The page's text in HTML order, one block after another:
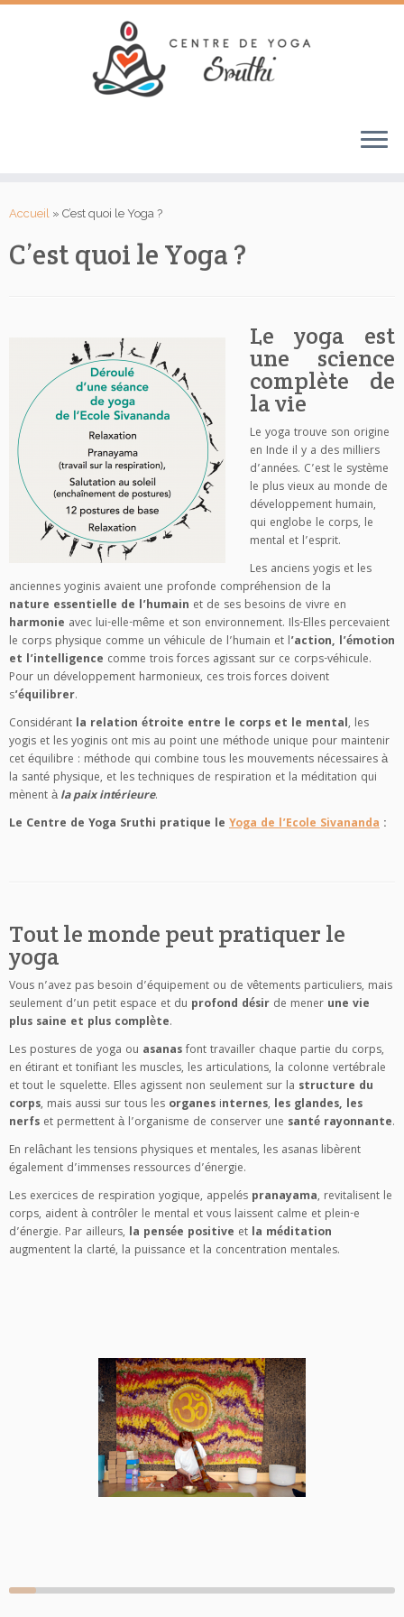
auAccueil » C’est quoi le Yoga ?
C’est quoi le Yoga ?
Le yoga est
une science
complète de
la vie
Le yoga trouve son origine
en Inde il y a des milliers
d’années. C’est le système
le plus vieux au monde de
développement humain,
qui englobe le corps, le
mental et l’esprit.
Les anciens yogis et les
anciennes yoginis avaient une profonde compréhension de la
nature essentielle de l’humain et de ses besoins de vivre en
harmonie avec lui-elle-même et son environnement. Ils-Elles percevaient
le corps physique comme un véhicule de l’humain et l’action, l’émotion
et l’intelligence comme trois forces agissant sur ce corps-véhicule.
Pour un développement harmonieux, ces trois forces doivent
s’équilibrer.
Considérant la relation étroite entre le corps et le mental, les
yogis et les yoginis ont mis au point une méthode unique pour maintenir
cet équilibre : méthode qui combine tous les mouvements nécessaires à
la santé physique, et les techniques de respiration et la méditation qui
mènent àla paix intérieure.
Le Centre de Yoga Sruthi pratique le Yoga de l’Ecole Sivananda :
Tout le monde peut pratiquer le
yoga
Vous n’avez pas besoin d’équipement ou de vêtements particuliers, mais
seulement d’un petit espace et du profond désir de mener une vie
plus saine et plus complète.
Les postures de yoga ou asanasfont travailler chaque partie du corps,
en étirant et tonifiant les muscles, les articulations, la colonne vertébrale
et tout le squelette. Elles agissent non seulement sur la structure du
corps, mais aussi sur tous les organes internes, les glandes, les
nerfs et permettent à l’organisme de conserver une santé rayonnante.
En relâchant les tensions physiques et mentales, les asanas libèrent
également d’immenses ressources d’énergie.
Les exercices de respiration yogique, appelés pranayama, revitalisent le
corps, aident à contrôler le mental et vous laissent calme et plein-e
d’énergie. Par ailleurs, la pensée positive et la méditation
augmentent la clarté, la puissance et la concentration mentales.